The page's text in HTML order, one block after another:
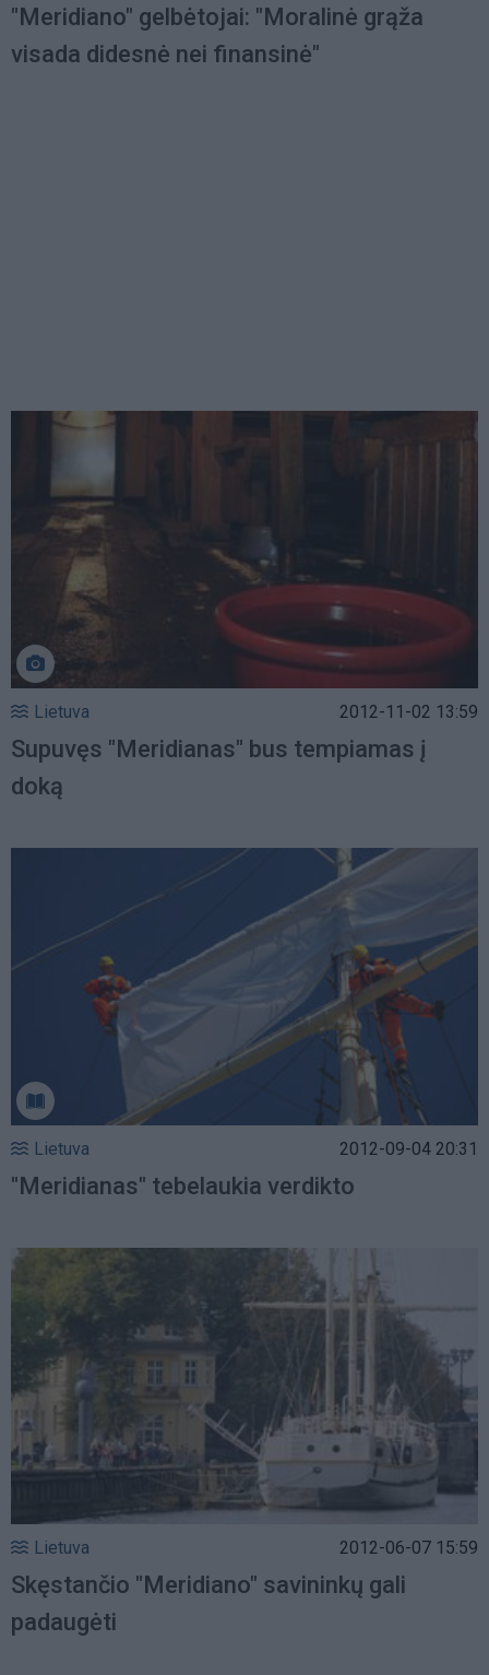
"Meridiano" gelbėtojai: "Moralinė grąža
visada didesnė nei finansinė"
Lietuva 2012-11-02 13:59
Supuvęs "Meridianas" bus tempiamas į
doką
Lietuva 2012-09-04 20:31
"Meridianas" tebelaukia verdikto
Lietuva 2012-06-07 15:59
Skęstančio "Meridiano" savininkų gali
padaugėti